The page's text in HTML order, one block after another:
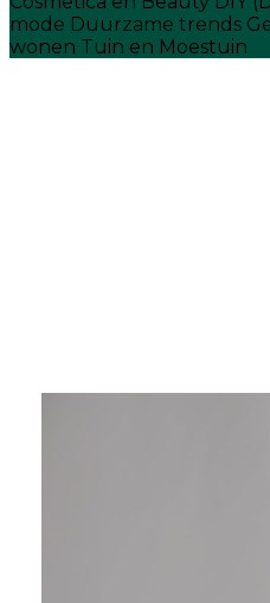
mode Duurzame trends
wonen Tuin en Moestuin